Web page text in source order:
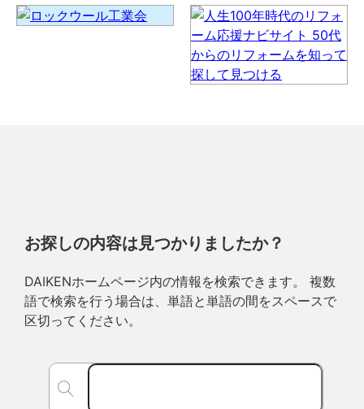
お探しの内容は見つかりましたか？
DAIKENホームページ内の情報を検索できます。 複数
語で検索を行う場合は、単語と単語の間をスペースで
区切ってください。